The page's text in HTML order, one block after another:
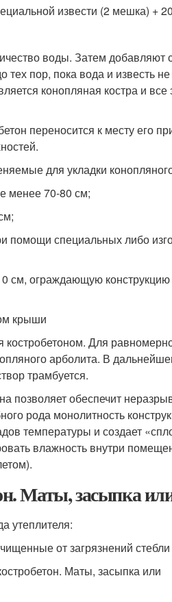
извести (2 мешка) +
воды. Затем добавляют
пор, пока вода и известь
конопляная костра и все
переносится к месту его
для укладки
менее 70-80 см;
помощи специальных либо
см, ограждающую
крыши
Для
арболита. В
трамбуется.
позволяет обеспечит
рода монолитность
температуры и создает
влажность внутри
Маты, засыпка
утеплителя:
от загрязнений